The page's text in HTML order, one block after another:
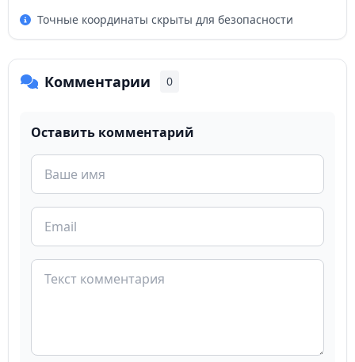
Точные координаты скрыты для безопасности
Комментарии 0
Оставить комментарий